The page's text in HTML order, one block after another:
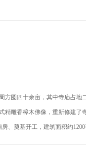
圆四十余亩，其中寺庙占地
精雕香樟木佛像，重新修建了
、奠基开工，建筑面积约